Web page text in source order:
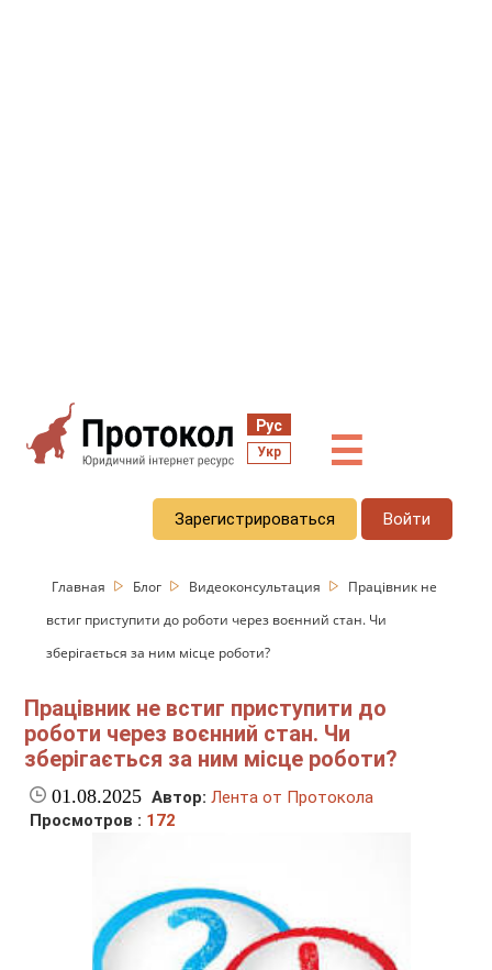
Рус
Укр ☰
Зарегистрироваться Войти
Главная Блог Видеоконсультация
Працівник не
встиг приступити до роботи через воєнний стан. Чи
зберігається за ним місце роботи?
Працівник не встиг приступити до
роботи через воєнний стан. Чи
зберігається за ним місце роботи?
01.08.2025 Автор: Лента от Протокола
Просмотров : 172